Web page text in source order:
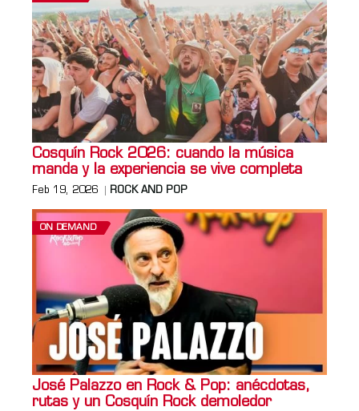
Cosquín Rock 2026: cuando la música
manda y la experiencia se vive completa
Feb 19, 2026 ROCK AND POP
ON DEMAND
José Palazzo en Rock & Pop: anécdotas,
rutas y un Cosquín Rock demoledor